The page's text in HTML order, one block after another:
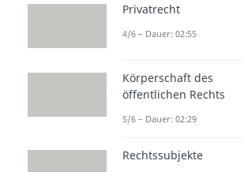
1.
Privatrecht
4/6 – Dauer: 02:55
Körperschaft des
öffentlichen Rechts
5/6 – Dauer: 02:29
Rechtssubjekte